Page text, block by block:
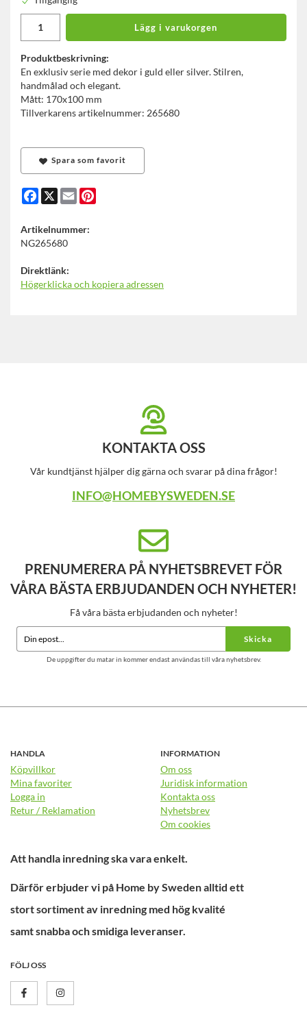
Lägg i varukorgen
Produktbeskrivning:
En exklusiv serie med dekor i guld eller silver. Stilren,
handmålad och elegant.
Mått: 170x100 mm
Tillverkarens artikelnummer: 265680
Spara som favorit
Facebook
X Email
Artikelnummer:
NG265680
Direktlänk:
Högerklicka och kopiera adressen
KONTAKTA OSS
Vår kundtjänst hjälper dig gärna och svarar på dina frågor!
INFO@HOMEBYSWEDEN.SE
PRENUMERERA PÅ NYHETSBREVET FÖR
VÅRA BÄSTA ERBJUDANDEN OCH NYHETER!
Få våra bästa erbjudanden och nyheter!
Skicka
De uppgifter du matar in kommer endast användas till våra nyhetsbrev.
HANDLA
Köpvillkor
Mina favoriter
Logga in
Retur / Reklamation
INFORMATION
Om oss
Juridisk information
Kontakta oss
Nyhetsbrev
Om cookies
Att handla inredning ska vara enkelt.
Därför erbjuder vi på Home by Sweden alltid ett
stort sortiment av inredning med hög kvalité
samt snabba och smidiga leveranser.
FÖLJ OSS